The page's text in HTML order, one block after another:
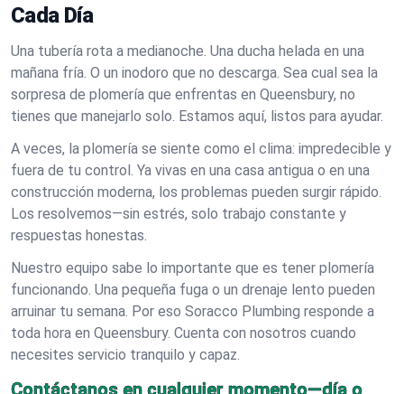
Cada Día
Una tubería rota a medianoche. Una ducha helada en una
mañana fría. O un inodoro que no descarga. Sea cual sea la
sorpresa de plomería que enfrentas en Queensbury, no
tienes que manejarlo solo. Estamos aquí, listos para ayudar.
A veces, la plomería se siente como el clima: impredecible y
fuera de tu control. Ya vivas en una casa antigua o en una
construcción moderna, los problemas pueden surgir rápido.
Los resolvemos—sin estrés, solo trabajo constante y
respuestas honestas.
Nuestro equipo sabe lo importante que es tener plomería
funcionando. Una pequeña fuga o un drenaje lento pueden
arruinar tu semana. Por eso Soracco Plumbing responde a
toda hora en Queensbury. Cuenta con nosotros cuando
necesites servicio tranquilo y capaz.
Contáctanos en cualquier momento—día o